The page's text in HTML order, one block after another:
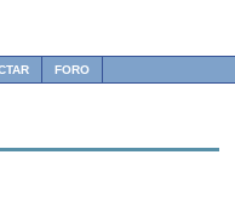
FORO